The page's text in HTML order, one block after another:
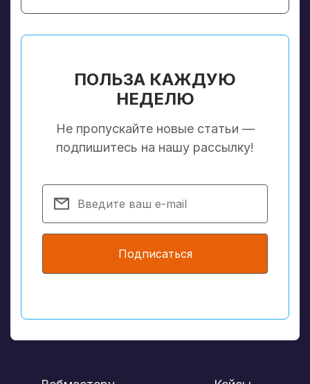
ПОЛЬЗА КАЖДУЮ
НЕДЕЛЮ
Не пропускайте новые статьи —
подпишитесь на нашу рассылку!
Подписаться